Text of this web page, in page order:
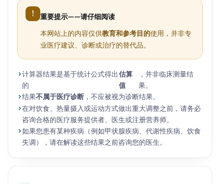
!
重要提示——请仔细阅读
本网站上的内容仅供教育和参考目的使用，并非专
业医疗建议、诊断或治疗的替代品。
计算器结果是基于统计公式得出
的
估算
值
，并非临床测量结
果。
结果不属于医疗诊断 ，不应被视为诊断结果。
在对饮食、热量摄入或运动方式做出重大调整之前，请务必
咨询合格的医疗服务提供者、医生或注册营养师。
如果您患有某种疾病（例如甲状腺疾病、代谢性疾病、饮食
失调），请在解读这些结果之前咨询您的医生。